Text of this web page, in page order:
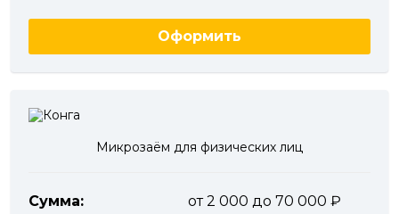
Оформить
Микрозаём для физических лиц
Сумма:
от 2 000 до 70 000